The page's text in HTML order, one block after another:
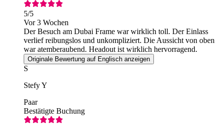
5/5
Vor 3 Wochen
Der Besuch am Dubai Frame war wirklich toll. Der Einlass
verlief reibungslos und unkompliziert. Die Aussicht von oben
war atemberaubend. Headout ist wirklich hervorragend.
Originale Bewertung auf Englisch anzeigen
S
Stefy Y
Paar
Bestätigte Buchung